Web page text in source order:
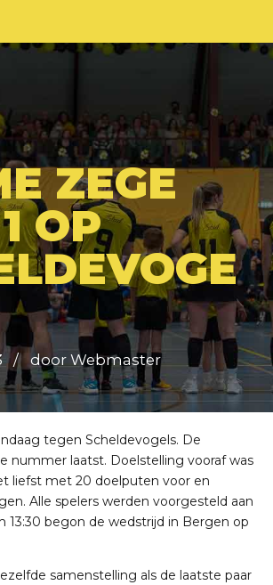
ZEGE
OP
door Webmaster
tegen Scheldevogels. De
nummer laatst. Doelstelling vooraf was
liefst met 20 doelputen voor en
Alle spelers werden voorgesteld aan
13:30 begon de wedstrijd in Bergen op
samenstelling als de laatste paar